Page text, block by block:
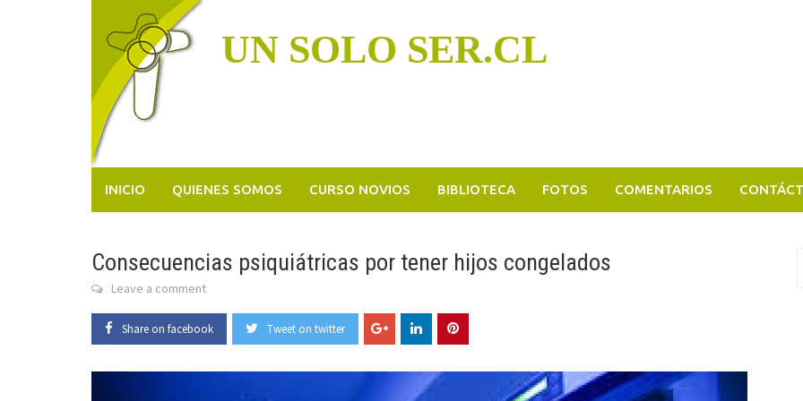
UN SOLO SER.CL
INICIO QUIENES SOMOS CURSO NOVIOS BIBLIOTECA FOTOS COMENTARIOS
Consecuencias psiquiátricas por tener hijos congelados
Leave a comment
Share on facebook Tweet on twitter